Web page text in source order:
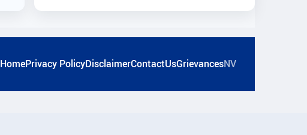
HomePrivacy PolicyDisclaimerContactUsGrievancesNV